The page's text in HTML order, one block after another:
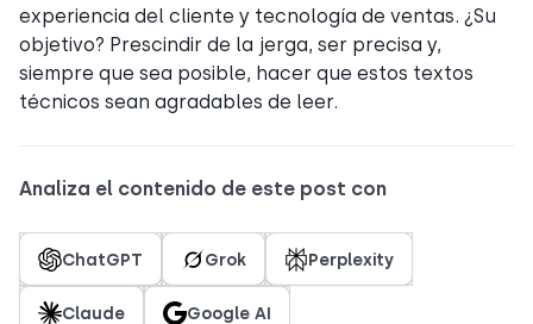
experiencia del cliente y tecnología de ventas. ¿Su
objetivo? Prescindir de la jerga, ser precisa y,
siempre que sea posible, hacer que estos textos
técnicos sean agradables de leer.
Analiza el contenido de este post con
ChatGPT Grok Perplexity
Claude Google AI